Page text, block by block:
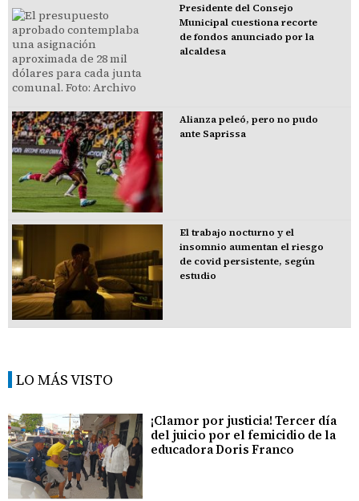
Presidente del Consejo
Municipal cuestiona recorte
de fondos anunciado por la
alcaldesa
Alianza peleó, pero no pudo
ante Saprissa
El trabajo nocturno y el
insomnio aumentan el riesgo
de covid persistente, según
estudio
LO MÁS VISTO
¡Clamor por justicia! Tercer día
del juicio por el femicidio de la
educadora Doris Franco